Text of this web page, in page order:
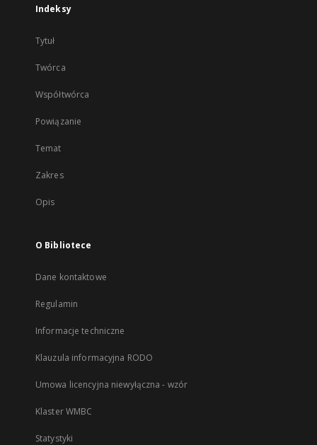
Indeksy
Tytuł
Twórca
Współtwórca
Powiązanie
Temat
Zakres
Opis
O Bibliotece
Dane kontaktowe
Regulamin
Informacje techniczne
Klauzula informacyjna RODO
Umowa licencyjna niewyłączna - wzór
Klaster WMBC
Statystyki